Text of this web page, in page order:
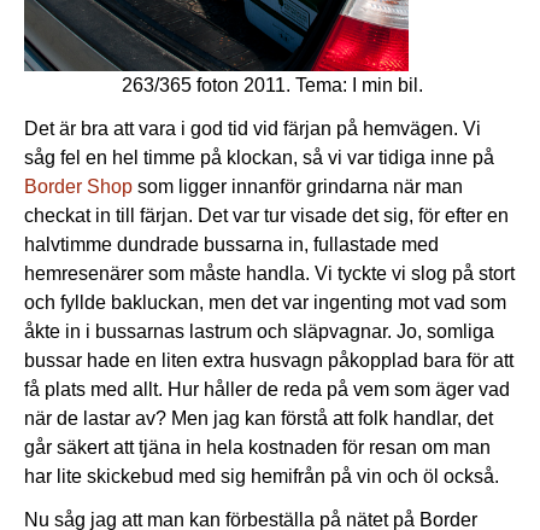
263/365 foton 2011. Tema: I min bil.
Det är bra att vara i god tid vid färjan på hemvägen. Vi
såg fel en hel timme på klockan, så vi var tidiga inne på
Border Shop som ligger innanför grindarna när man
checkat in till färjan. Det var tur visade det sig, för efter en
halvtimme dundrade bussarna in, fullastade med
hemresenärer som måste handla. Vi tyckte vi slog på stort
och fyllde bakluckan, men det var ingenting mot vad som
åkte in i bussarnas lastrum och släpvagnar. Jo, somliga
bussar hade en liten extra husvagn påkopplad bara för att
få plats med allt. Hur håller de reda på vem som äger vad
när de lastar av? Men jag kan förstå att folk handlar, det
går säkert att tjäna in hela kostnaden för resan om man
har lite skickebud med sig hemifrån på vin och öl också.
Nu såg jag att man kan förbeställa på nätet på Border